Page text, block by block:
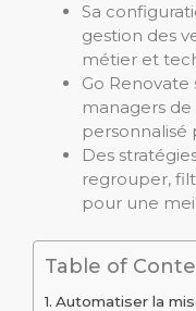
Sa
gestion des
métier et
Go
managers
personnalisé
Des
regrouper,
pour une
Table of
Automatiser la